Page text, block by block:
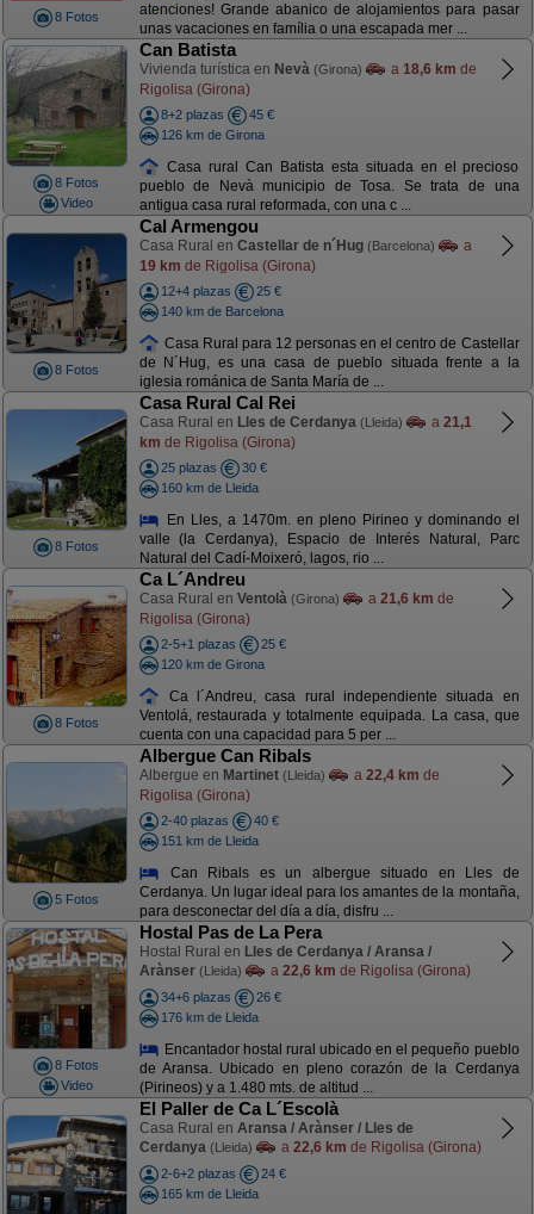
8 Fotos
atenciones! Grande abanico de alojamientos para pasar
unas vacaciones en família o una escapada mer ...
8 Fotos
Video
Can Batista
Vivienda turística en Nevà (Girona) a 18,6 km de
Rigolisa (Girona)
8+2 plazas
45 €
126 km de Girona
Casa rural Can Batista esta situada en el precioso
pueblo de Nevà municipio de Tosa. Se trata de una
antigua casa rural reformada, con una c ...
8 Fotos
Cal Armengou
Casa Rural en Castellar de n´Hug (Barcelona)
a
19 km de Rigolisa (Girona)
12+4 plazas
25 €
140 km de Barcelona
Casa Rural para 12 personas en el centro de Castellar
de N´Hug, es una casa de pueblo situada frente a la
iglesia románica de Santa María de ...
8 Fotos
Casa Rural Cal Rei
Casa Rural en Lles de Cerdanya (Lleida) a 21,1
km de Rigolisa (Girona)
25 plazas
30 €
160 km de Lleida
En Lles, a 1470m. en pleno Pirineo y dominando el
valle (la Cerdanya), Espacio de Interés Natural, Parc
Natural del Cadí-Moixeró, lagos, rio ...
8 Fotos
Ca L´Andreu
Casa Rural en Ventolà (Girona) a 21,6 km de
Rigolisa (Girona)
2-5+1 plazas
25 €
120 km de Girona
Ca l´Andreu, casa rural independiente situada en
Ventolá, restaurada y totalmente equipada. La casa, que
cuenta con una capacidad para 5 per ...
5 Fotos
Albergue Can Ribals
Albergue en Martinet (Lleida) a 22,4 km de
Rigolisa (Girona)
2-40 plazas
40 €
151 km de Lleida
Can Ribals es un albergue situado en Lles de
Cerdanya. Un lugar ideal para los amantes de la montaña,
para desconectar del día a día, disfru ...
8 Fotos
Video
Hostal Pas de La Pera
Hostal Rural en Lles de Cerdanya / Aransa /
Arànser (Lleida) a 22,6 km de Rigolisa (Girona)
34+6 plazas
26 €
176 km de Lleida
Encantador hostal rural ubicado en el pequeño pueblo
de Aransa. Ubicado en pleno corazón de la Cerdanya
(Pirineos) y a 1.480 mts. de altitud ...
El Paller de Ca L´Escolà
Casa Rural en Aransa / Arànser / Lles de
Cerdanya (Lleida) a 22,6 km de Rigolisa (Girona)
2-6+2 plazas
24 €
165 km de Lleida